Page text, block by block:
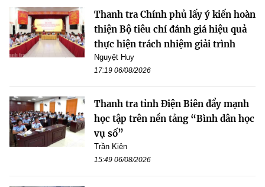
Thanh tra Chính phủ lấy ý kiến hoàn
thiện Bộ tiêu chí đánh giá hiệu quả
thực hiện trách nhiệm giải trình
Nguyệt Huy
17:19 06/08/2026
Thanh tra tỉnh Điện Biên đẩy mạnh
học tập trên nền tảng “Bình dân học
vụ số”
Trần Kiên
15:49 06/08/2026